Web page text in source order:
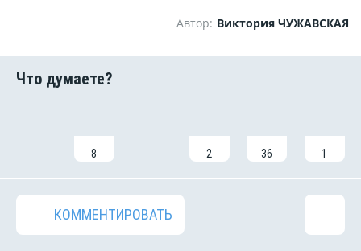
Автор: Виктория ЧУЖАВСКАЯ
8 2 36 1
КОММЕНТИРОВАТЬ